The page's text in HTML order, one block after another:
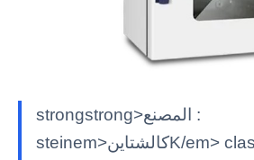
strongstrong>المصنع :
steinem>كالشتاينK/em> classimg